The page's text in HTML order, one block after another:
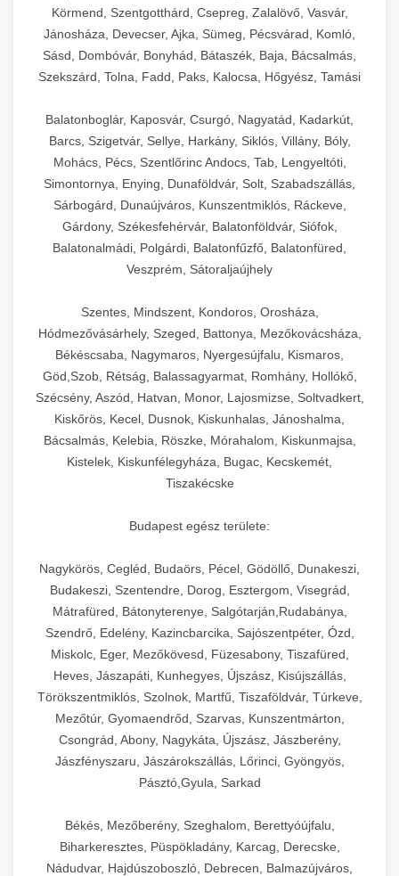
Körmend, Szentgotthárd, Csepreg, Zalalövő, Vasvár,
Jánosháza, Devecser, Ajka, Sümeg, Pécsvárad, Komló,
Sásd, Dombóvár, Bonyhád, Bátaszék, Baja, Bácsalmás,
Szekszárd, Tolna, Fadd, Paks, Kalocsa, Hőgyész, Tamási
Balatonboglár, Kaposvár, Csurgó, Nagyatád, Kadarkút,
Barcs, Szigetvár, Sellye, Harkány, Siklós, Villány, Bóly,
Mohács, Pécs, Szentlőrinc Andocs, Tab, Lengyeltóti,
Simontornya, Enying, Dunaföldvár, Solt, Szabadszállás,
Sárbogárd, Dunaújváros, Kunszentmiklós, Ráckeve,
Gárdony, Székesfehérvár, Balatonföldvár, Siófok,
Balatonalmádi, Polgárdi, Balatonfűzfő, Balatonfüred,
Veszprém, Sátoraljaújhely
Szentes, Mindszent, Kondoros, Orosháza,
Hódmezővásárhely, Szeged, Battonya, Mezőkovácsháza,
Békéscsaba, Nagymaros, Nyergesújfalu, Kismaros,
Göd,Szob, Rétság, Balassagyarmat, Romhány, Hollókő,
Szécsény, Aszód, Hatvan, Monor, Lajosmizse, Soltvadkert,
Kiskőrös, Kecel, Dusnok, Kiskunhalas, Jánoshalma,
Bácsalmás, Kelebia, Röszke, Mórahalom, Kiskunmajsa,
Kistelek, Kiskunfélegyháza, Bugac, Kecskemét,
Tiszakécske
Budapest egész területe:
Nagykörös, Cegléd, Budaörs, Pécel, Gödöllő, Dunakeszi,
Budakeszi, Szentendre, Dorog, Esztergom, Visegrád,
Mátrafüred, Bátonyterenye, Salgótarján,Rudabánya,
Szendrő, Edelény, Kazincbarcika, Sajószentpéter, Ózd,
Miskolc, Eger, Mezőkövesd, Füzesabony, Tiszafüred,
Heves, Jászapáti, Kunhegyes, Újszász, Kisújszállás,
Törökszentmiklós, Szolnok, Martfű, Tiszaföldvár, Túrkeve,
Mezőtúr, Gyomaendrőd, Szarvas, Kunszentmárton,
Csongrád, Abony, Nagykáta, Újszász, Jászberény,
Jászfényszaru, Jászárokszállás, Lőrinci, Gyöngyös,
Pásztó,Gyula, Sarkad
Békés, Mezőberény, Szeghalom, Berettyóújfalu,
Biharkeresztes, Püspökladány, Karcag, Derecske,
Nádudvar, Hajdúszoboszló, Debrecen, Balmazújváros,